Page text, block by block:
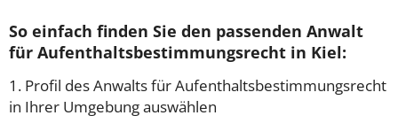
So einfach finden Sie den passenden Anwalt
für Aufenthaltsbestimmungsrecht in Kiel:
1. Profil des Anwalts für Aufenthaltsbestimmungsrecht
in Ihrer Umgebung auswählen